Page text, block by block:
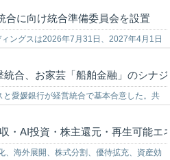
合に向け統合準備委員会を設置
ングスは2026年7月31日、2027年4月1日
備委員会を設置したことを発…
合、お家芸「船舶金融」のシナ
愛媛銀行が経営統合で基本合意した。共
提携戦略が異なる「距離のある2行」だけ
・AI投資・株主還元・再生可能
、海外展開、株式分割、優待拡充、資産効